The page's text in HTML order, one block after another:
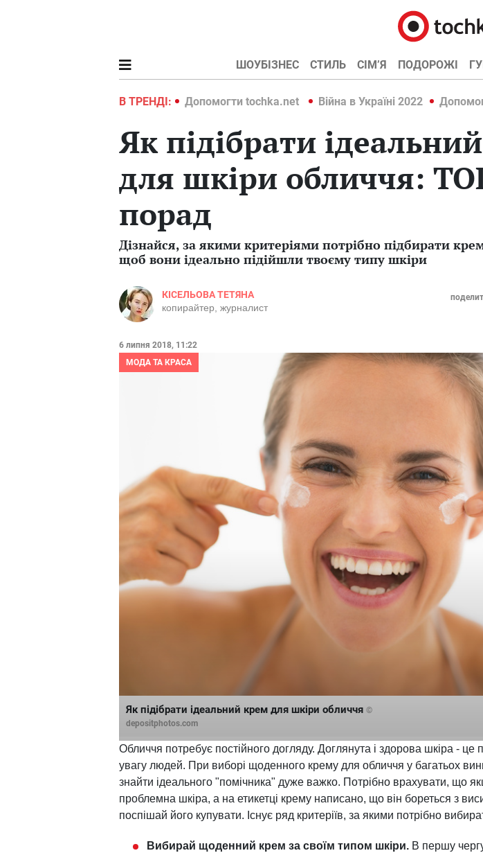
ШОУБІЗНЕС СТИЛЬ СІМ’Я ПОДОРОЖІ
В ТРЕНДІ:
Війна в Україні 2022 Допомогти tochka.net Війна в Україні 2022
Як підібрати
для шкіри обличчя:
порад
Дізнайся, за якими критеріями потрібно підбирати
щоб вони ідеально підійшли твоєму типу шкіри
КІСЕЛЬОВА ТЕТЯНА
копирайтер, журналист
6 липня 2018, 11:22
МОДА ТА КРАСА
Як підібрати ідеальний крем для шкіри обличчя ©
depositphotos.com
Обличчя потребує постійного догляду. Доглянута і здорова шкіра -
увагу людей. При виборі щоденного крему для обличчя у багатьох
знайти ідеального "помічника" дуже важко. Потрібно врахувати, що
проблемна шкіра, а на етикетці крему написано, що він бореться з
поспішай його купувати. Існує ряд критеріїв, за якими потрібно
Вибирай щоденний крем за своїм типом шкіри. В першу